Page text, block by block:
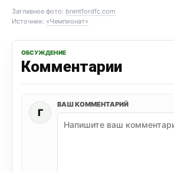
Заглавное фото: brentfordfc.com
Источник: «Чемпионат»
ОБСУЖДЕНИЕ
Комментарии
Г
ВАШ КОММЕНТАРИЙ